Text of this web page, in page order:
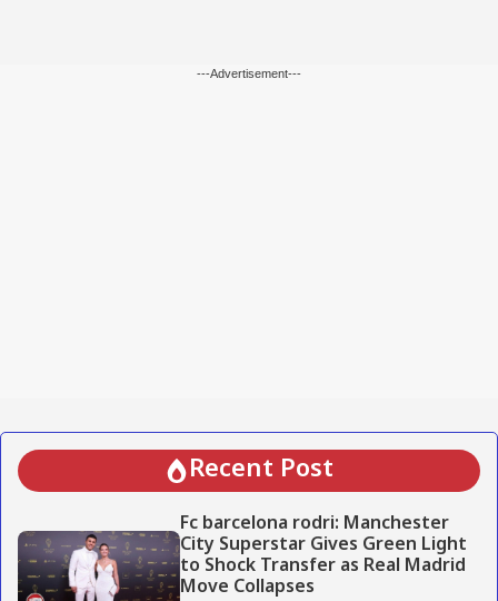
---Advertisement---
Recent Post
Fc barcelona rodri: Manchester
City Superstar Gives Green Light
to Shock Transfer as Real Madrid
Move Collapses